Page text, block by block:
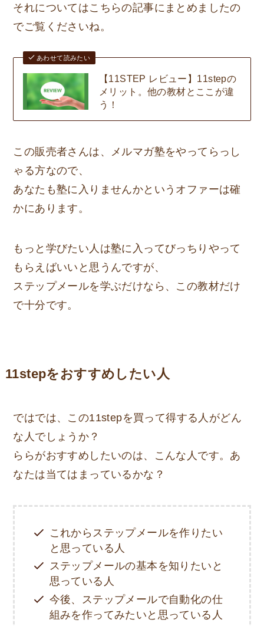
それについてはこちらの記事にまとめましたの
でご覧くださいね。
あわせて読みたい
【11STEP レビュー】11stepの
メリット。他の教材とここが違
う！
この販売者さんは、メルマガ塾をやってらっし
ゃる方なので、
あなたも塾に入りませんかというオファーは確
かにあります。
もっと学びたい人は塾に入ってびっちりやって
もらえばいいと思うんですが、
ステップメールを学ぶだけなら、この教材だけ
で十分です。
11stepをおすすめしたい人
ではでは、この11stepを買って得する人がどん
な人でしょうか？
ららがおすすめしたいのは、こんな人です。あ
なたは当てはまっているかな？
これからステップメールを作りたい
と思っている人
ステップメールの基本を知りたいと
思っている人
今後、ステップメールで自動化の仕
組みを作ってみたいと思っている人